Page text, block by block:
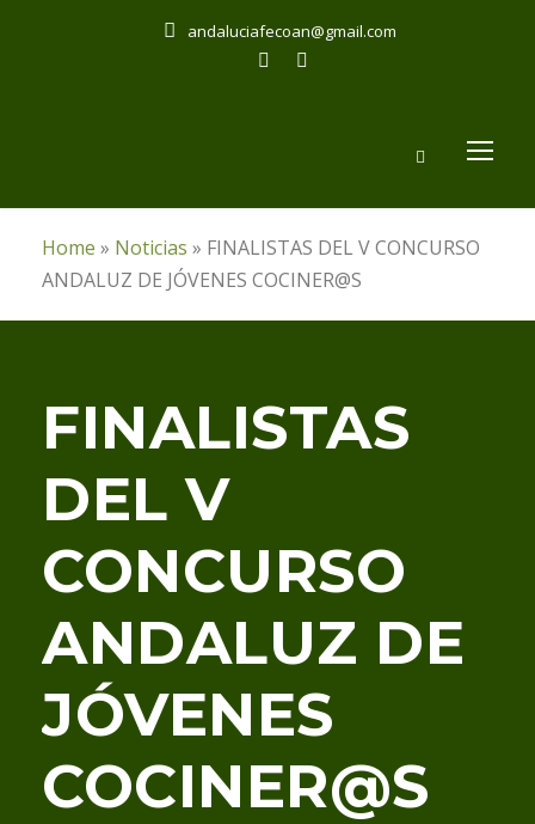
andaluciafecoan@gmail.com
Home » Noticias » FINALISTAS DEL V CONCURSO
ANDALUZ DE JÓVENES COCINER@S
FINALISTAS
DEL V
CONCURSO
ANDALUZ DE
JÓVENES
COCINER@S